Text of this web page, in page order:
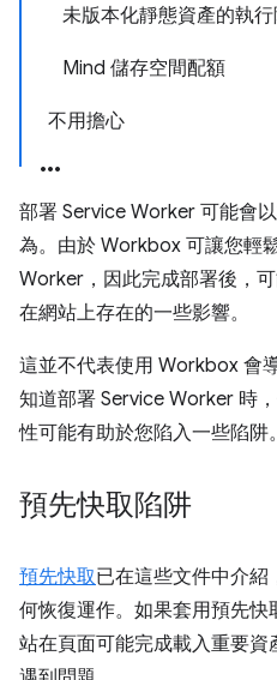
未版本化靜態資產的執
Mind 儲存空間配額
不用擔心
部署 Service Worker 可能會
為。由於 Workbox 可讓您輕
Worker，因此完成部署後，
在網站上存在的一些影響。
這並不代表使用 Workbox 會
知道部署 Service Worker 時
性可能有助於您陷入一些陷阱。
預先快取陷阱
預先快取已在這些文件中介紹
何恢復運作。如果套用預先
站在頁面可能完成載入重要